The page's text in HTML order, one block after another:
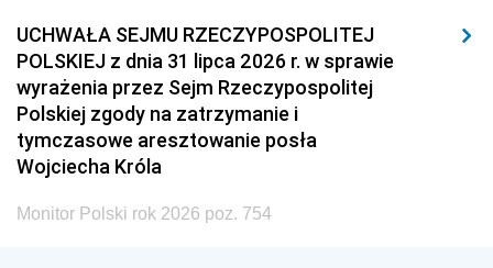
UCHWAŁA SEJMU RZECZYPOSPOLITEJ
POLSKIEJ z dnia 31 lipca 2026 r. w sprawie
wyrażenia przez Sejm Rzeczypospolitej
Polskiej zgody na zatrzymanie i
tymczasowe aresztowanie posła
Wojciecha Króla
Monitor Polski rok 2026 poz. 754